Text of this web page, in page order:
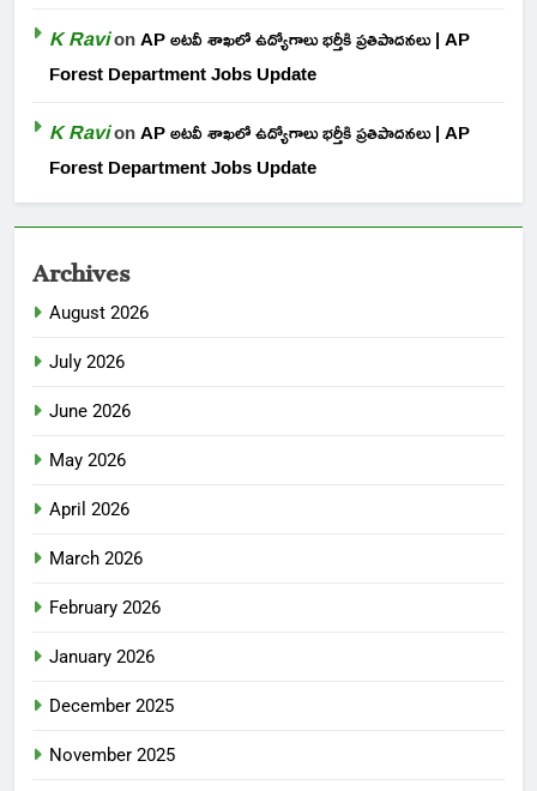
K RavionAP అటవీ శాఖలో ఉద్యోగాలు భర్తీకి ప్రతిపాదనలు | AP
Forest Department Jobs Update
K RavionAP అటవీ శాఖలో ఉద్యోగాలు భర్తీకి ప్రతిపాదనలు | AP
Forest Department Jobs Update
Archives
August 2026
July 2026
June 2026
May 2026
April 2026
March 2026
February 2026
January 2026
December 2025
November 2025